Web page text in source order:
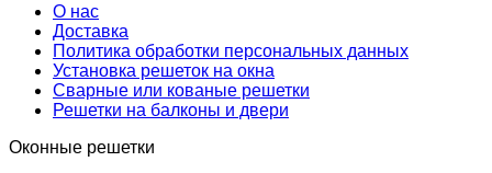
О нас
Доставка
Политика обработки персональных данных
Установка решеток на окна
Сварные или кованые решетки
Решетки на балконы и двери
Оконные решетки